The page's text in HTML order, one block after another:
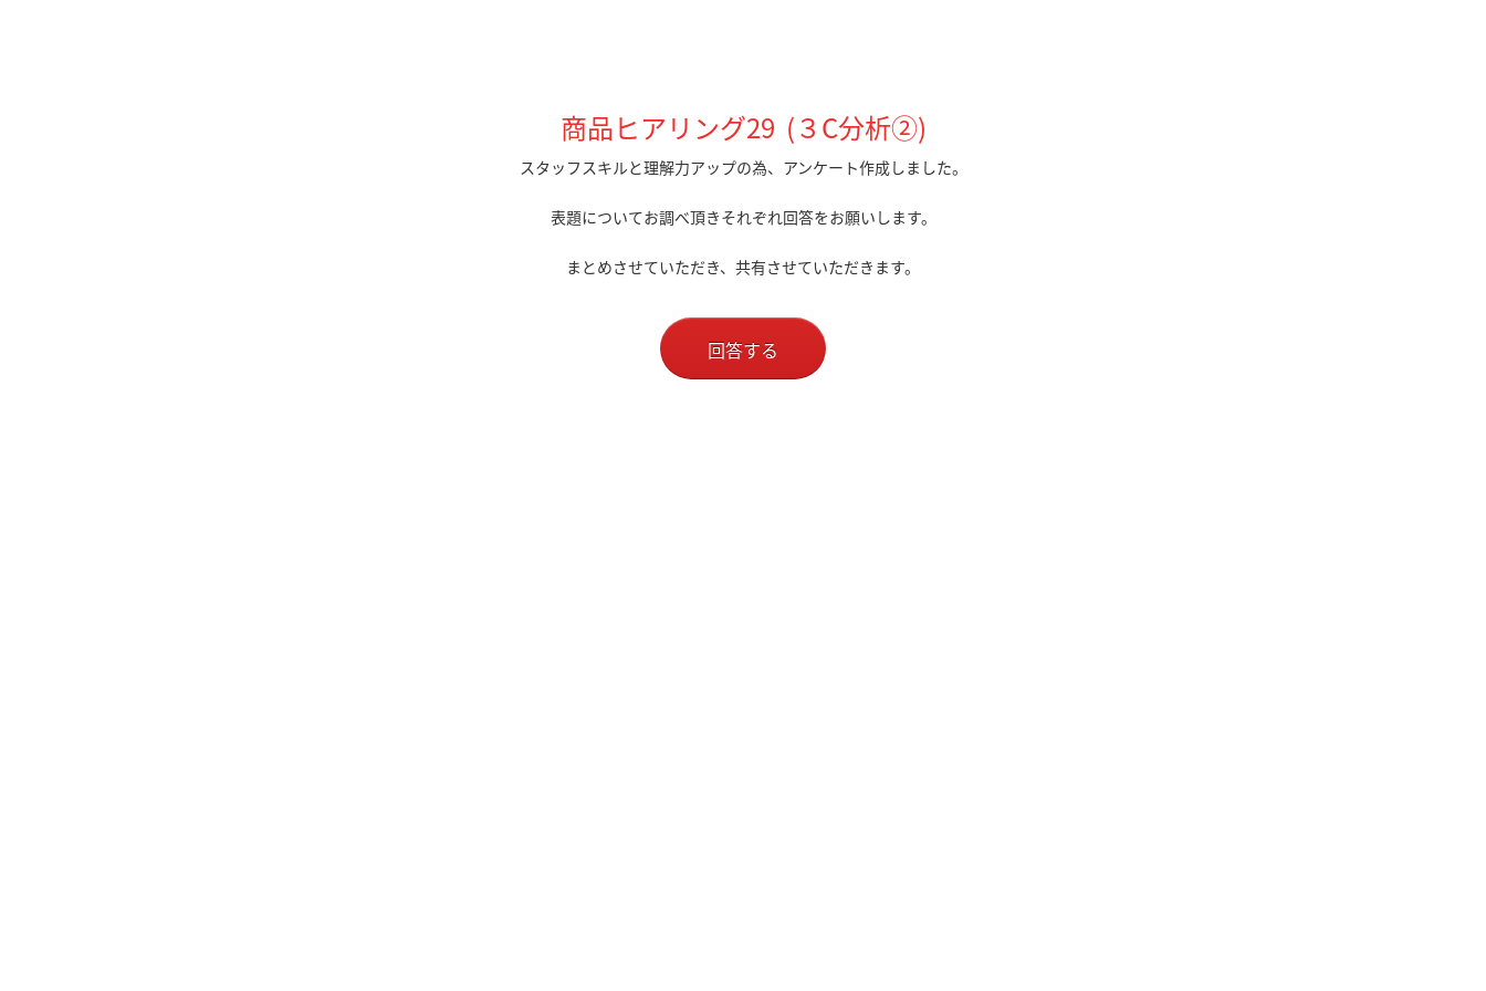
商品ヒアリング29 (３C分析②)
スタッフスキルと理解力アップの為、アンケート作成しました。
表題についてお調べ頂きそれぞれ回答をお願いします。
まとめさせていただき、共有させていただきます。
回答する